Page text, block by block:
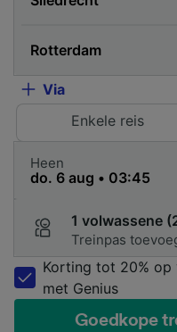
Via
Enkele reis
Heen
1 volwassene
Treinpas
Korting tot 20% op
met Genius
Goedkope